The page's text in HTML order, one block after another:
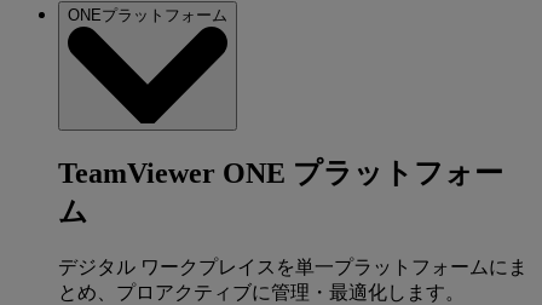
ONEプラットフォーム
TeamViewer ONE プラットフォー
ム
デジタル ワークプレイスを単一プラットフォームにま
とめ、プロアクティブに管理・最適化します。